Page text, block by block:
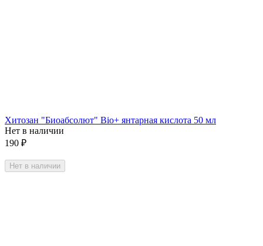
Хитозан "Биоабсолют" Bio+ янтарная кислота 50 мл
Нет в наличии
190 ₽
Нет в наличии